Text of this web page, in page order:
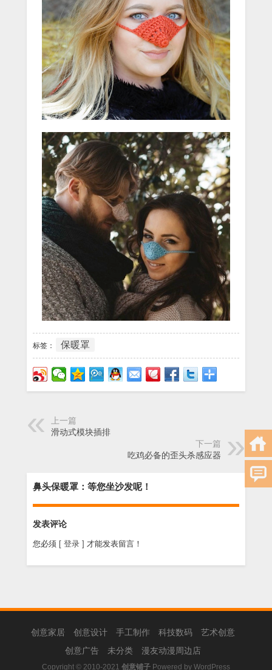
标签： 保暖罩
上一篇
滑动式模块插排
下一篇
吃鸡必备的歪头杀感应器
鼻头保暖罩：等您坐沙发呢！
发表评论
您必须 [ 登录 ] 才能发表留言！
创意家居 创意设计 手工制作 科技数码
艺术创意
创意广告
未分类 漫友动漫周边店
Copyright © 2010-2021 创意铺子 Powered by WordPress